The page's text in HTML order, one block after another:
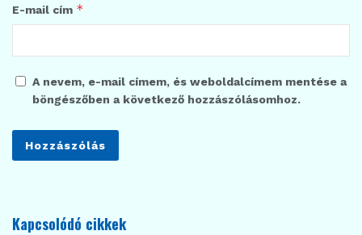
E-mail cím *
A nevem, e-mail címem, és weboldalcímem mentése a
böngészőben a következő hozzászólásomhoz.
Kapcsolódó cikkek